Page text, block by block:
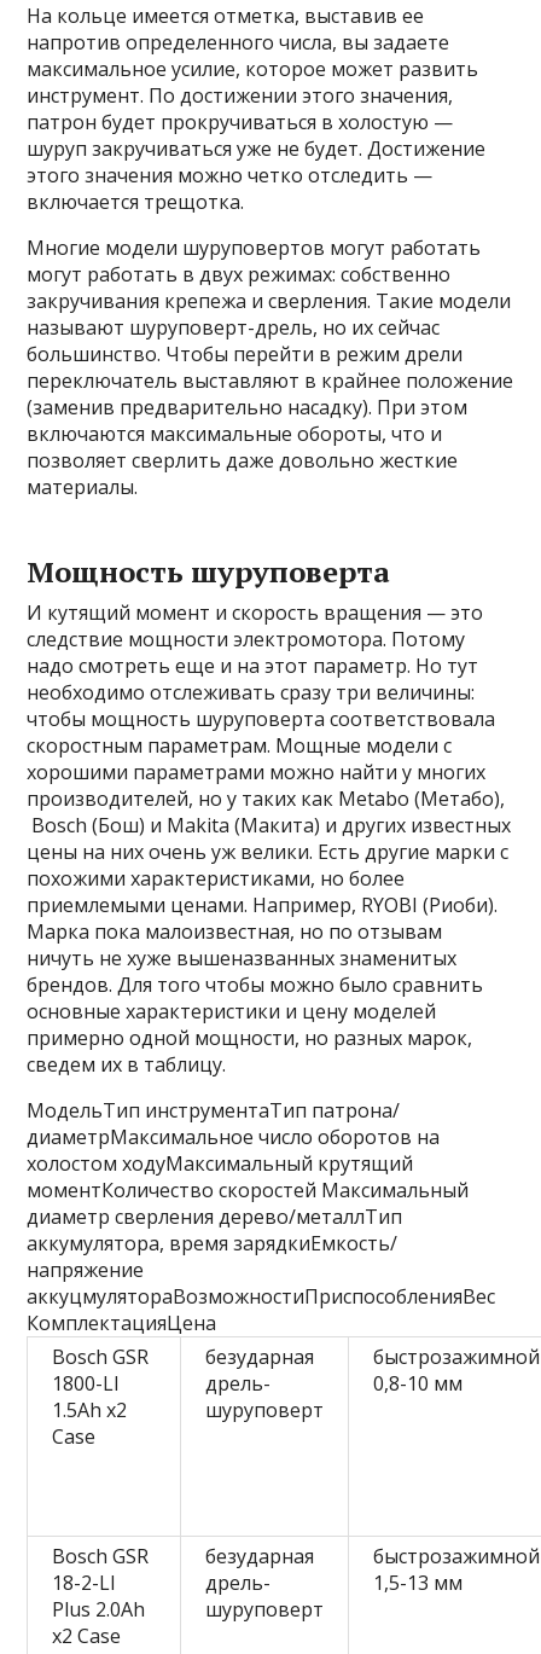
На кольце имеется отметка, выставив ее
напротив определенного числа, вы задаете
максимальное усилие, которое может развить
инструмент. По достижении этого значения,
патрон будет прокручиваться в холостую —
шуруп закручиваться уже не будет. Достижение
этого значения можно четко отследить —
включается трещотка.
Многие модели шуруповертов могут работать
могут работать в двух режимах: собственно
закручивания крепежа и сверления. Такие модели
называют шуруповерт-дрель, но их сейчас
большинство. Чтобы перейти в режим дрели
переключатель выставляют в крайнее положение
(заменив предварительно насадку). При этом
включаются максимальные обороты, что и
позволяет сверлить даже довольно жесткие
материалы.
Мощность шуруповерта
И кутящий момент и скорость вращения — это
следствие мощности электромотора. Потому
надо смотреть еще и на этот параметр. Но тут
необходимо отслеживать сразу три величины:
чтобы мощность шуруповерта соответствовала
скоростным параметрам. Мощные модели с
хорошими параметрами можно найти у многих
производителей, но у таких как Metabo (Метабо),
Bosch (Бош) и Makita (Макита) и других известных
цены на них очень уж велики. Есть другие марки с
похожими характеристиками, но более
приемлемыми ценами. Например, RYOBI (Риоби).
Марка пока малоизвестная, но по отзывам
ничуть не хуже вышеназванных знаменитых
брендов. Для того чтобы можно было сравнить
основные характеристики и цену моделей
примерно одной мощности, но разных марок,
сведем их в таблицу.
МодельТип инструментаТип патрона/
диаметрМаксимальное число оборотов на
холостом ходуМаксимальный крутящий
моментКоличество скоростей Максимальный
диаметр сверления дерево/металлТип
аккумулятора, время зарядкиЕмкость/
напряжение
аккуцмулятораВозможностиПриспособленияВес
КомплектацияЦена
Bosch GSR
1800-LI
1.5Ah x2
Case
безударная
дрель-
шуруповерт
быстрозажимной
0,8-10 мм
Bosch GSR
18-2-LI
Plus 2.0Ah
x2 Case
безударная
дрель-
шуруповерт
быстрозажимной
1,5-13 мм